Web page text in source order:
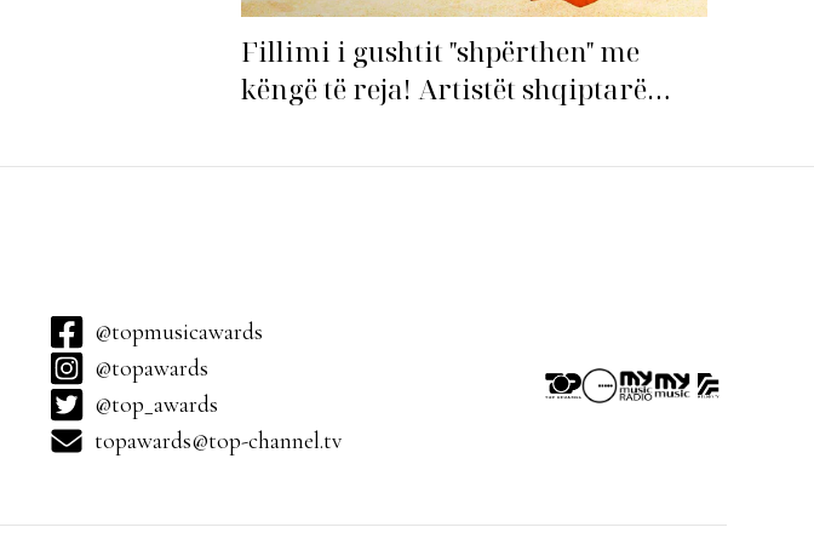
Fillimi i gushtit "shpërthen" me
këngë të reja! Artistët shqiptarë
@topmusicawards
@topawards
@top_awards
topawards@top-channel.tv